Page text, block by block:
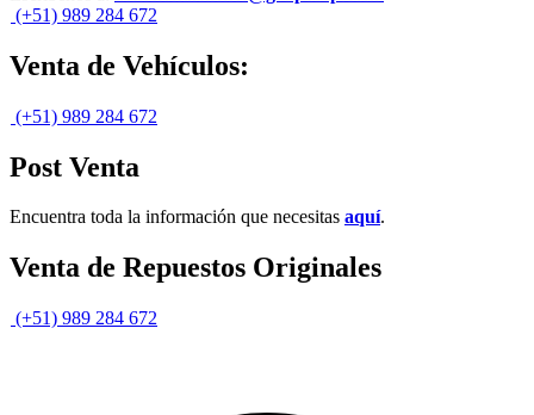
(+51) 989 284 672
Venta de Vehículos:
(+51) 989 284 672
Post Venta
Encuentra toda la información que necesitas aquí.
Venta de Repuestos Originales
(+51) 989 284 672